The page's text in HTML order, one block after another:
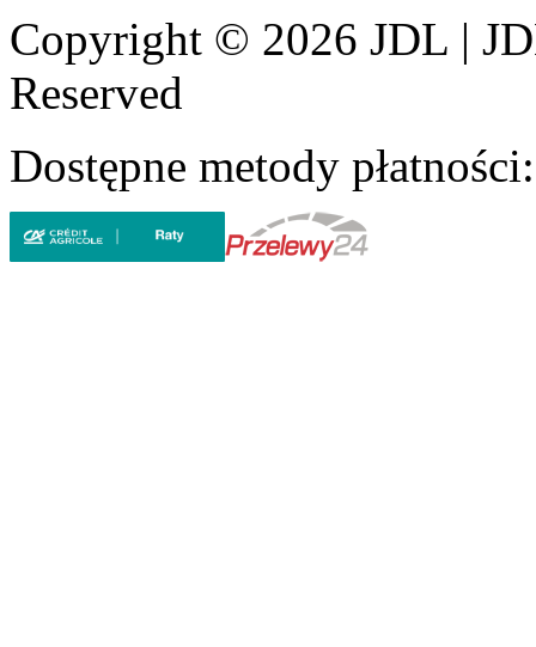
Copyright © 2026 JDL |
Reserved
Dostępne metody płatności: